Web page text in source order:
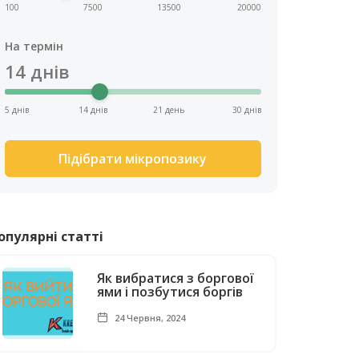
100 7500 13500 20000
На термін
14 днів
5 днів 14 днів 21 день 30 днів
Підібрати мікропозику
статті
Як вибратися з боргової
ями і позбутися боргів
24 Червня, 2024